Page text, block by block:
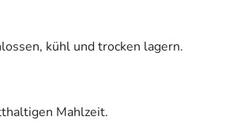
kühl und trocken lagern.
Mahlzeit.